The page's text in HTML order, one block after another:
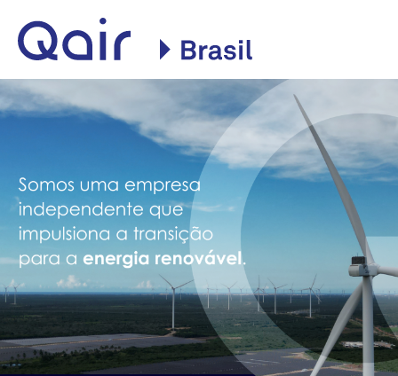
Site oficial da Qair no
Brasil